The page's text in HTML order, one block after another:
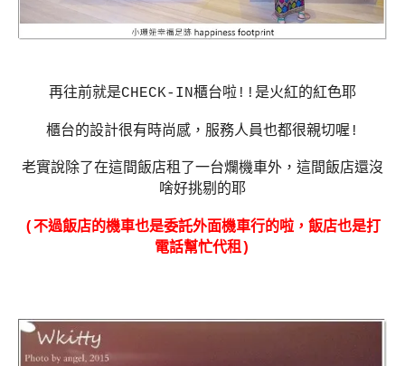
再往前就是CHECK-IN櫃台啦!!是火紅的紅色耶
櫃台的設計很有時尚感，服務人員也都很親切喔!
老實說除了在這間飯店租了一台爛機車外，這間飯店還沒
啥好挑剔的耶
(不過飯店的機車也是委託外面機車行的啦，飯店也是打
電話幫忙代租)